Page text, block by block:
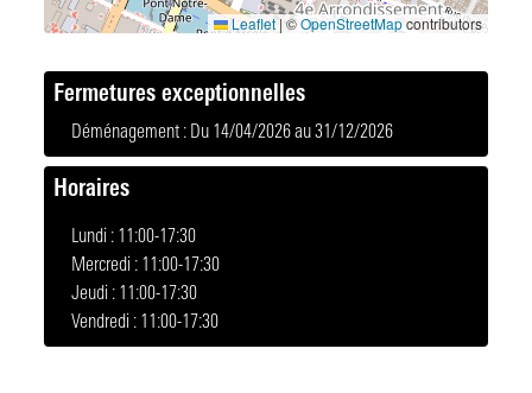
Leaflet| ©OpenStreetMapcontributors
Horaires
Fermetures exceptionnelles
Déménagement : Du 14/04/2026 au 31/12/2026
Horaires
Lundi : 11:00-17:30
Mercredi : 11:00-17:30
Jeudi : 11:00-17:30
Vendredi : 11:00-17:30